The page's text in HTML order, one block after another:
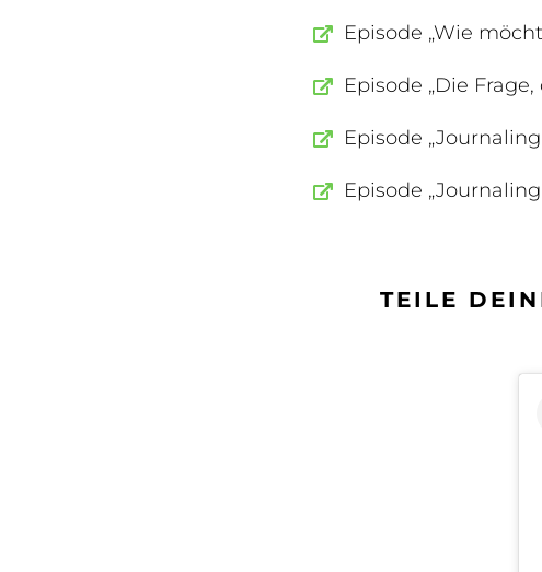
Episode „Wie
Episode „Die
Episode
Episode
TEILE